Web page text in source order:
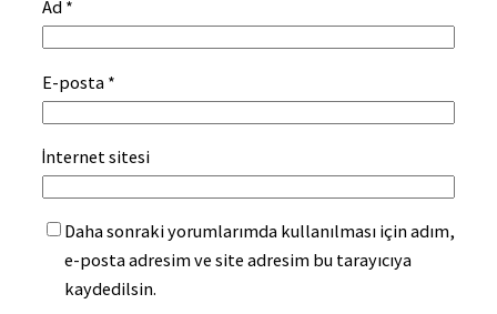
Ad *
E-posta *
İnternet sitesi
Daha sonraki yorumlarımda kullanılması için adım,
e-posta adresim ve site adresim bu tarayıcıya
kaydedilsin.